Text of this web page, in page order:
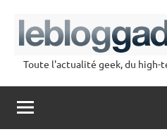
contenu
lebloggadget
Toute l'actualité geek, du high-